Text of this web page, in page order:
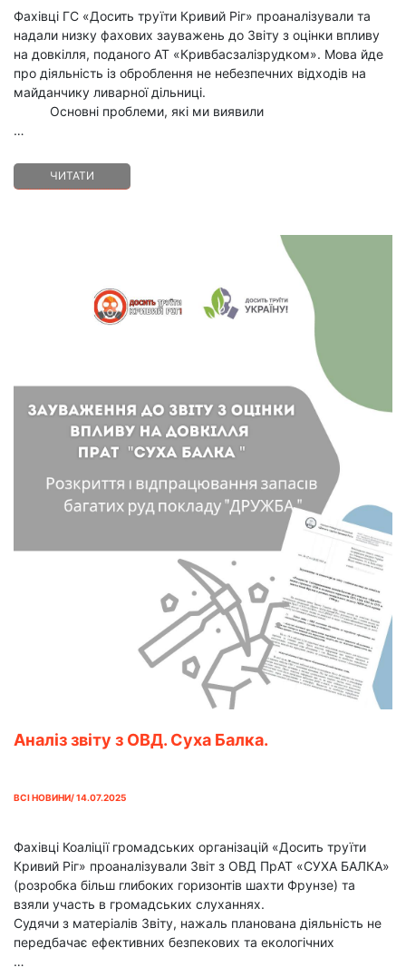
Фахівці ГС «Досить труїти Кривий Ріг» проаналізували та
надали низку фахових зауважень до Звіту з оцінки впливу
на довкілля, поданого АТ «Кривбасзалізрудком». Мова йде
про діяльність із оброблення не небезпечних відходів на
майданчику ливарної дільниці.
Основні проблеми, які ми виявили
…
ЧИТАТИ
Аналіз звіту з ОВД. Суха Балка.
ВСІ НОВИНИ/ 14.07.2025
Фахівці Коаліції громадських організацій «Досить труїти
Кривий Ріг» проаналізували Звіт з ОВД ПрАТ «СУХА БАЛКА»
(розробка більш глибоких горизонтів шахти Фрунзе) та
взяли участь в громадських слуханнях.
Судячи з матеріалів Звіту, нажаль планована діяльність не
передбачає ефективних безпекових та екологічних
…